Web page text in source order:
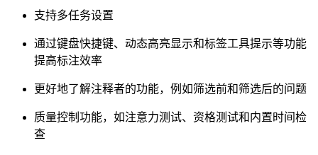
支持多任务设置
通过键盘快捷键、动态高亮显示和标签工具提示等功能
提高标注效率
更好地了解注释者的功能，例如筛选前和筛选后的问题
质量控制功能，如注意力测试、资格测试和内置时间检
查